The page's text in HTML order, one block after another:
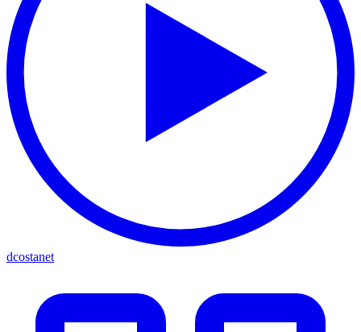
dcostanet